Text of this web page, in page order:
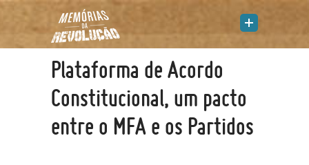
Plataforma de Acordo
Constitucional, um pacto
entre o MFA e os Partidos